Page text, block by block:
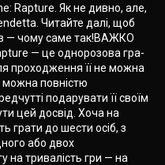
Rapture. Як не дивно, але,
Читайте далі, щоб
— чому саме так!ВАЖКО
— це однорозова гра-
проходження її не можна
можна повністю
подарувати її своїм
цей досвід. Хоча на
грати до шести осіб, з
або двох
на тривалість гри — на